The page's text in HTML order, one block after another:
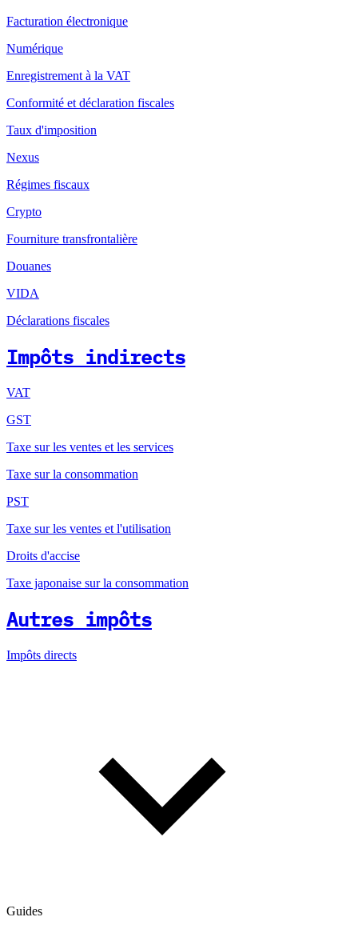
Facturation électronique
Numérique
Enregistrement à la VAT
Conformité et déclaration fiscales
Taux d'imposition
Nexus
Régimes fiscaux
Crypto
Fourniture transfrontalière
Douanes
VIDA
Déclarations fiscales
Impôts indirects
VAT
GST
Taxe sur les ventes et les services
Taxe sur la consommation
PST
Taxe sur les ventes et l'utilisation
Droits d'accise
Taxe japonaise sur la consommation
Autres impôts
Impôts directs
Guides